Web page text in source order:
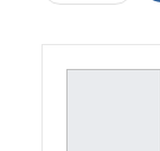
Telegram